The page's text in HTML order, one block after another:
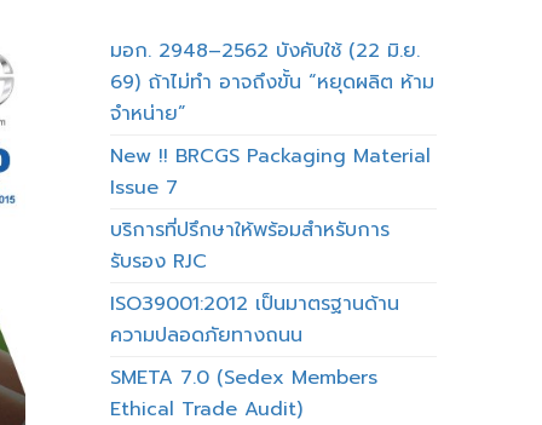
มอก. 2948–2562 บังคับใช้ (22 มิ.ย.
69) ถ้าไม่ทำ อาจถึงขั้น “หยุดผลิต ห้าม
จำหน่าย”
New !! BRCGS Packaging Material
Issue 7
บริการที่ปรึกษาให้พร้อมสำหรับการ
รับรอง RJC
ISO39001:2012 เป็นมาตรฐานด้าน
ความปลอดภัยทางถนน
SMETA 7.0 (Sedex Members
Ethical Trade Audit)